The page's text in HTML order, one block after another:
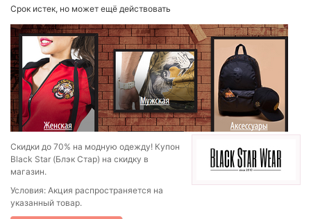
Срок истек, но может ещё действовать
Скидки до 70% на модную одежду! Купон
Black Star (Блэк Стар) на скидку в
магазин.
Условия: Акция распространяется на
указанный товар.